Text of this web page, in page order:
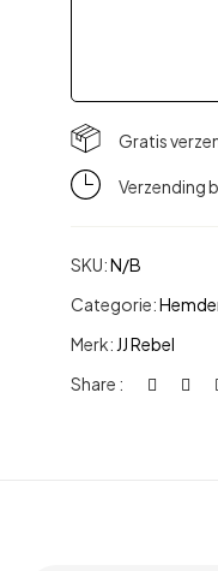
Gratis
Verzending
SKU:N/B
Categorie:
Merk: JJ Rebel
Share :